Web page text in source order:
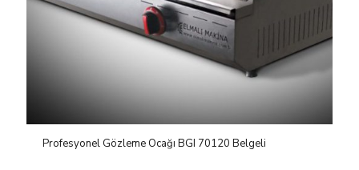
Profesyonel Gözleme Ocağı BGI 70120 Belgeli